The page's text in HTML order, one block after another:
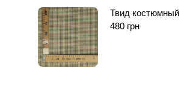
Твид костюмный
480 грн